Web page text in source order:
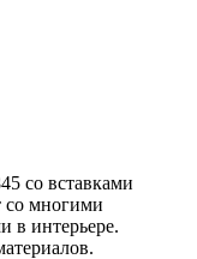
со вставками
со многими
в интерьере.